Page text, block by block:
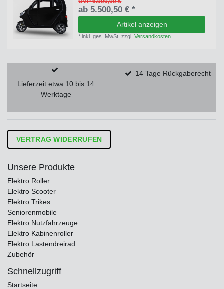
UVP 6.990,00 €
ab 5.500,50 € *
Artikel anzeigen
*inkl. ges. MwSt. zzgl.Versandkosten
Lieferzeit etwa 10 bis 14
Werktage
14 Tage Rückgaberecht
VERTRAG WIDERRUFEN
Unsere Produkte
Elektro Roller
Elektro Scooter
Elektro Trikes
Seniorenmobile
Elektro Nutzfahrzeuge
Elektro Kabinenroller
Elektro Lastendreirad
Zubehör
Schnellzugriff
Startseite